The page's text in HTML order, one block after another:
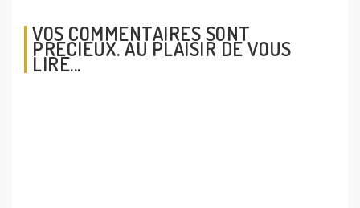
VOS COMMENTAIRES SONT
PRÉCIEUX. AU PLAISIR DE VOUS
LIRE...